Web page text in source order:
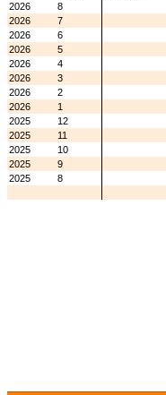
2026
8
2026
7
2026
6
2026
5
2026
4
2026
3
2026
2
2026
1
2025
12
2025
11
2025
10
2025
9
2025
8